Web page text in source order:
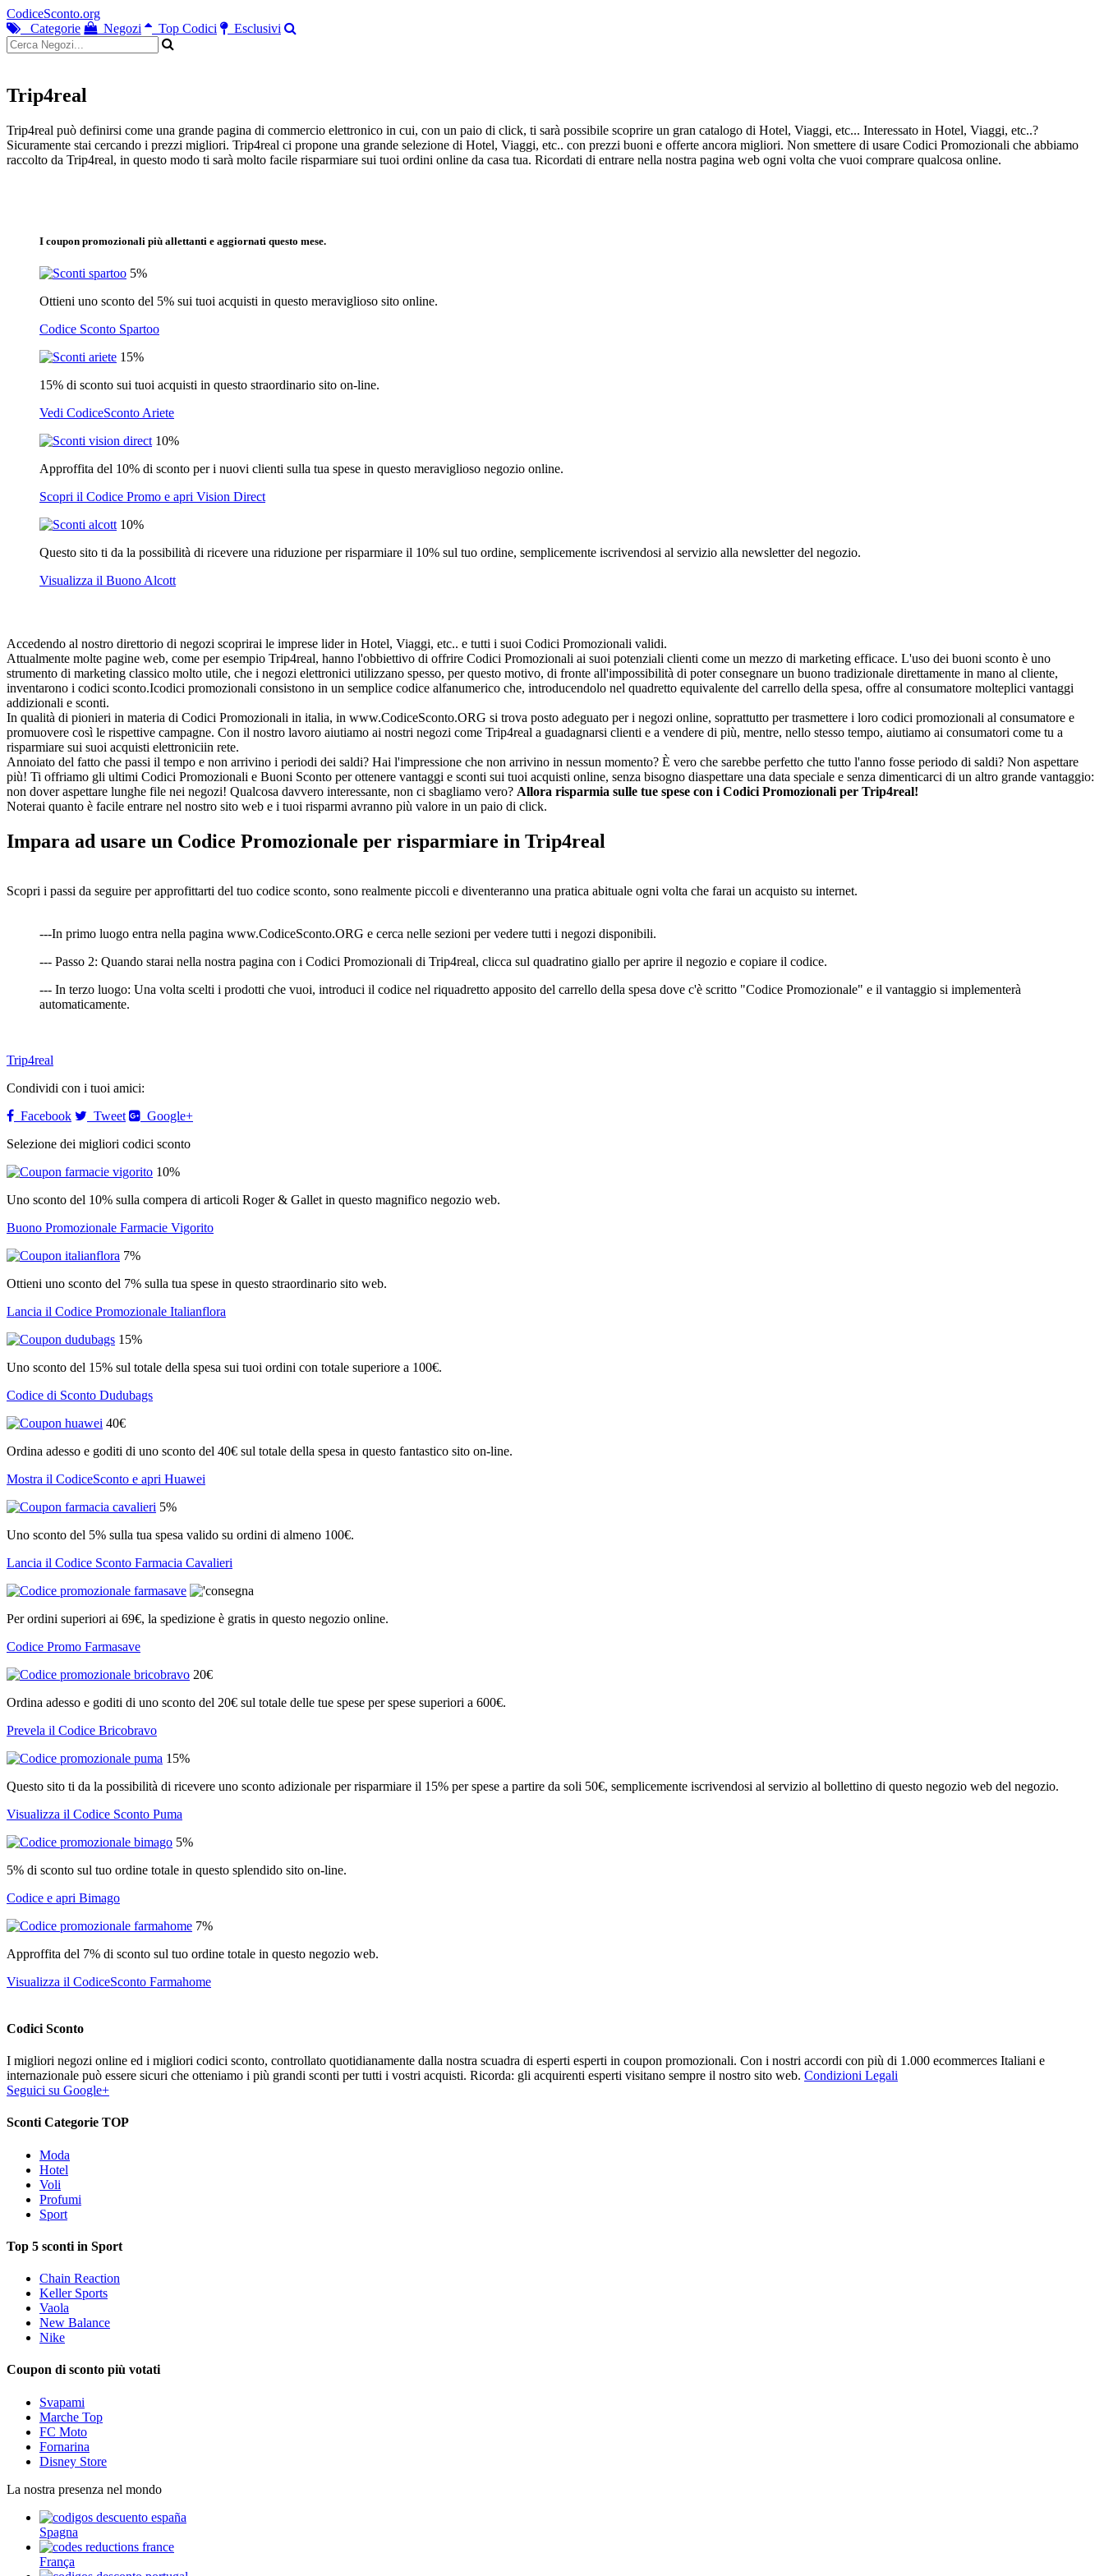
CodiceSconto.org
Categorie
Negozi Top Codici Esclusivi
Trip4real
Trip4real può definirsi come una grande pagina di commercio elettronico in cui, con un paio di click, ti sarà possibile scoprire un gran catalogo di Hotel, Viaggi, etc... Interessato in Hotel, Viaggi, etc..?
Sicuramente stai cercando i prezzi migliori. Trip4real ci propone una grande selezione di Hotel, Viaggi, etc.. con prezzi buoni e offerte ancora migliori. Non smettere di usare Codici Promozionali che abbiamo
raccolto da Trip4real, in questo modo ti sarà molto facile risparmiare sui tuoi ordini online da casa tua. Ricordati di entrare nella nostra pagina web ogni volta che vuoi comprare qualcosa online.
I coupon promozionali più allettanti e aggiornati questo mese.
5%
Ottieni uno sconto del 5% sui tuoi acquisti in questo meraviglioso sito online.
Codice Sconto Spartoo
15%
15% di sconto sui tuoi acquisti in questo straordinario sito on-line.
Vedi CodiceSconto Ariete
10%
Approffita del 10% di sconto per i nuovi clienti sulla tua spese in questo meraviglioso negozio online.
Scopri il Codice Promo e apri Vision Direct
10%
Questo sito ti da la possibilità di ricevere una riduzione per risparmiare il 10% sul tuo ordine, semplicemente iscrivendosi al servizio alla newsletter del negozio.
Visualizza il Buono Alcott
Accedendo al nostro direttorio di negozi scoprirai le imprese lider in Hotel, Viaggi, etc.. e tutti i suoi Codici Promozionali validi.
Attualmente molte pagine web, come per esempio Trip4real, hanno l'obbiettivo di offrire Codici Promozionali ai suoi potenziali clienti come un mezzo di marketing efficace. L'uso dei buoni sconto è uno
strumento di marketing classico molto utile, che i negozi elettronici utilizzano spesso, per questo motivo, di fronte all'impossibilità di poter consegnare un buono tradizionale direttamente in mano al cliente,
inventarono i codici sconto.Icodici promozionali consistono in un semplice codice alfanumerico che, introducendolo nel quadretto equivalente del carrello della spesa, offre al consumatore molteplici vantaggi
addizionali e sconti.
In qualità di pionieri in materia di Codici Promozionali in italia, in www.CodiceSconto.ORG si trova posto adeguato per i negozi online, soprattutto per trasmettere i loro codici promozionali al consumatore e
promuovere così le rispettive campagne. Con il nostro lavoro aiutiamo ai nostri negozi come Trip4real a guadagnarsi clienti e a vendere di più, mentre, nello stesso tempo, aiutiamo ai consumatori come tu a
risparmiare sui suoi acquisti elettroniciin rete.
Annoiato del fatto che passi il tempo e non arrivino i periodi dei saldi? Hai l'impressione che non arrivino in nessun momento? È vero che sarebbe perfetto che tutto l'anno fosse periodo di saldi? Non aspettare
più! Ti offriamo gli ultimi Codici Promozionali e Buoni Sconto per ottenere vantaggi e sconti sui tuoi acquisti online, senza bisogno diaspettare una data speciale e senza dimenticarci di un altro grande vantaggio:
non dover aspettare lunghe file nei negozi! Qualcosa davvero interessante, non ci sbagliamo vero? Allora risparmia sulle tue spese con i Codici Promozionali per Trip4real!
Noterai quanto è facile entrare nel nostro sito web e i tuoi risparmi avranno più valore in un paio di click.
Impara ad usare un Codice Promozionale per risparmiare in Trip4real
Scopri i passi da seguire per approfittarti del tuo codice sconto, sono realmente piccoli e diventeranno una pratica abituale ogni volta che farai un acquisto su internet.
---In primo luogo entra nella pagina www.CodiceSconto.ORG e cerca nelle sezioni per vedere tutti i negozi disponibili.
--- Passo 2: Quando starai nella nostra pagina con i Codici Promozionali di Trip4real, clicca sul quadratino giallo per aprire il negozio e copiare il codice.
--- In terzo luogo: Una volta scelti i prodotti che vuoi, introduci il codice nel riquadretto apposito del carrello della spesa dove c'è scritto "Codice Promozionale" e il vantaggio si implementerà
automaticamente.
Trip4real
Condividi con i tuoi amici:
Facebook
Tweet
Google+
Selezione dei migliori codici sconto
10%
Uno sconto del 10% sulla compera di articoli Roger & Gallet in questo magnifico negozio web.
Buono Promozionale Farmacie Vigorito
7%
Ottieni uno sconto del 7% sulla tua spese in questo straordinario sito web.
Lancia il Codice Promozionale Italianflora
15%
Uno sconto del 15% sul totale della spesa sui tuoi ordini con totale superiore a 100€.
Codice di Sconto Dudubags
40€
Ordina adesso e goditi di uno sconto del 40€ sul totale della spesa in questo fantastico sito on-line.
Mostra il CodiceSconto e apri Huawei
5%
Uno sconto del 5% sulla tua spesa valido su ordini di almeno 100€.
Lancia il Codice Sconto Farmacia Cavalieri
Per ordini superiori ai 69€, la spedizione è gratis in questo negozio online.
Codice Promo Farmasave
20€
Ordina adesso e goditi di uno sconto del 20€ sul totale delle tue spese per spese superiori a 600€.
Prevela il Codice Bricobravo
15%
Questo sito ti da la possibilità di ricevere uno sconto adizionale per risparmiare il 15% per spese a partire da soli 50€, semplicemente iscrivendosi al servizio al bollettino di questo negozio web del negozio.
Visualizza il Codice Sconto Puma
5%
5% di sconto sul tuo ordine totale in questo splendido sito on-line.
Codice e apri Bimago
7%
Approffita del 7% di sconto sul tuo ordine totale in questo negozio web.
Visualizza il CodiceSconto Farmahome
Codici Sconto
I migliori negozi online ed i migliori codici sconto, controllato quotidianamente dalla nostra scuadra di esperti esperti in coupon promozionali. Con i nostri accordi con più di 1.000 ecommerces Italiani e
internazionale può essere sicuri che otteniamo i più grandi sconti per tutti i vostri acquisti. Ricorda: gli acquirenti esperti visitano sempre il nostro sito web. Condizioni Legali
Seguici su Google+
Sconti Categorie TOP
Moda
Hotel
Voli
Profumi
Sport
Top 5 sconti in Sport
Chain Reaction
Keller Sports
Vaola
New Balance
Nike
Coupon di sconto più votati
Svapami
Marche Top
FC Moto
Fornarina
Disney Store
La nostra presenza nel mondo
Spagna
França